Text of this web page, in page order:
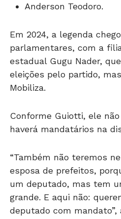
Anderson Teodoro.
Em 2024, a legenda
parlamentares, com a
estadual Gugu Nader,
eleições pelo partido,
Mobiliza.
Conforme Guiotti, ele
haverá mandatários na
“Também não teremos
esposa de prefeitos,
um deputado, mas tem
grande. E aqui não:
deputado com mandato”,